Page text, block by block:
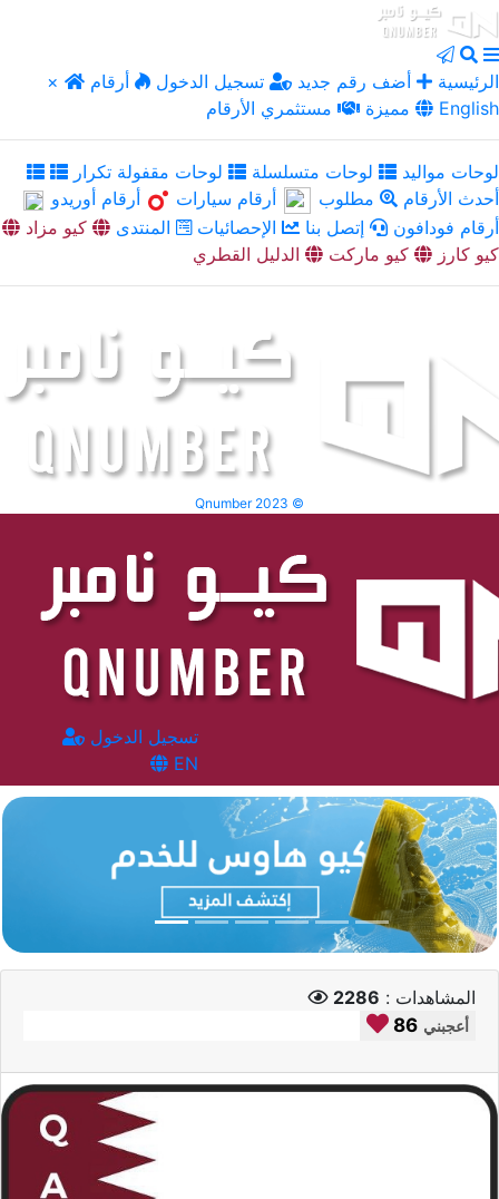
× الرئيسية أضف رقم جديد تسجيل الدخول
أرقام
مميزة
مستثمري الأرقام English
لوحات مواليد لوحات متسلسلة
لوحات مقفولة تكرار
أحدث الأرقام
مطلوب أرقام سيارات
أرقام أوريدو
أرقام فودافون
إتصل بنا الإحصائيات المنتدى
كيو مزاد
كيو كارز
كيو ماركت الدليل القطري
Qnumber 2023 ©
تسجيل الدخول
EN